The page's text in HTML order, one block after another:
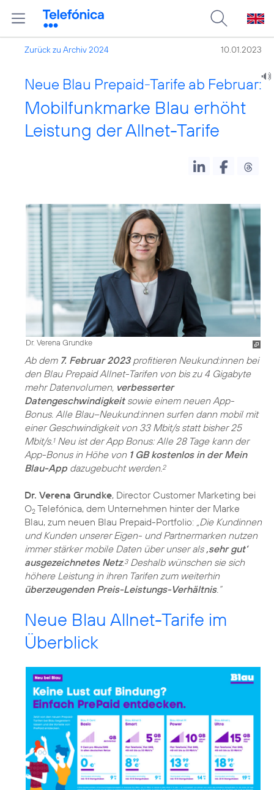
Zurück zu Archiv 2024 10.01.2023
Neue Blau Prepaid-Tarife ab Februar:
Mobilfunkmarke Blau erhöht
Leistung der Allnet-Tarife
Dr. Verena Grundke
Ab dem 7. Februar 2023profitieren Neukund:innen bei
den Blau Prepaid Allnet-Tarifen von bis zu 4 Gigabyte
mehr Datenvolumen, verbesserter
Datengeschwindigkeitsowie einem neuen App-
Bonus. Alle Blau–Neukund:innen surfen dann mobil mit
einer Geschwindigkeit von 33 Mbit/s statt bisher 25
Mbit/s. 1Neu ist der App Bonus: Alle 28 Tage kann der
App-Bonus in Höhe von 1 GB kostenlos in der Mein
Blau-App dazugebucht werden. 2
Dr. Verena Grundke, Director Customer Marketing bei
O2 Telefónica, dem Unternehmen hinter der Marke
Blau, zum neuen Blau Prepaid-Portfolio: „Die Kundinnen
und Kunden unserer Eigen- und Partnermarken nutzen
immer stärker mobile Daten über unser als ‚sehr gut‘
ausgezeichnetes Netz.3Deshalb wünschen sie sich
höhere Leistung in ihren Tarifen zum weiterhin
überzeugenden Preis-Leistungs-Verhältnis.“
Neue Blau Allnet-Tarife im
Überblick